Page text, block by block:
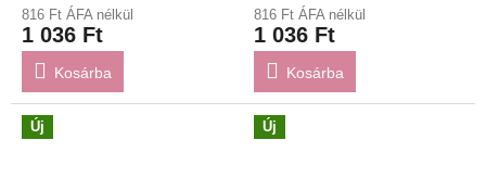
816 Ft ÁFA nélkül
1 036 Ft
Kosárba
816 Ft ÁFA nélkül
1 036 Ft
Kosárba
Új Új